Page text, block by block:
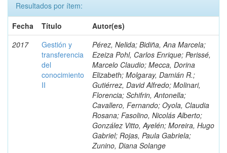
Resultados por ítem:
Fecha
Título
Autor(es)
2017
Gestión y
transferencia
del
conocimiento
II
Pérez, Nelida; Bidiña, Ana Marcela;
Ezeiza Pohl, Carlos Enrique; Perissé,
Marcelo Claudio; Mecca, Dorina
Elizabeth; Molgaray, Damián R.;
Gutiérrez, David Alfredo; Molinari,
Florencia; Schifrin, Antonella;
Cavallero, Fernando; Oyola, Claudia
Rosana; Fasolino, Nicolás Alberto;
González Vitto, Ayelén; Moreira, Hugo
Gabriel; Rojas, Paula Gabriela;
Zunino, Diana Solange